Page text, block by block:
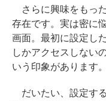
さらに興味をもっ
存在です。実は密に
画面。最初に設定し
しかアクセスしない
いう印象があります。
だいたい、設定す